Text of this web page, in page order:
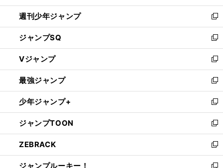
開
く
週刊少年ジャンプ
新
し
い
ウ
ィ
ン
ド
ウ
で
開
く
ジャンプSQ
新
し
い
ウ
ィ
ン
ド
ウ
で
開
く
Vジャンプ
新
し
い
ウ
ィ
ン
ド
ウ
で
開
く
最強ジャンプ
新
し
い
ウ
ィ
ン
ド
ウ
で
少年ジャンプ+
新
し
い
ウ
ィ
ン
ジャンプTOON
新
し
い
ウ
ZEBRACK
新
し
ジャンプルーキー！